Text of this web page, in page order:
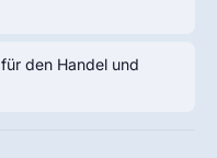
den Handel und